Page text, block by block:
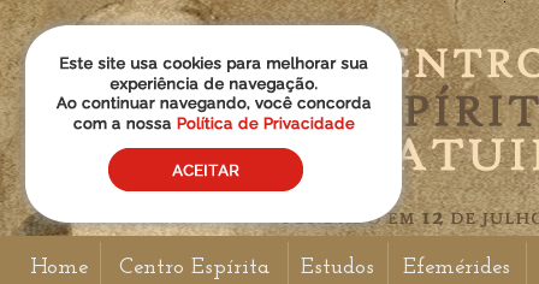
Home Centro Espírita Estudos Efemérides